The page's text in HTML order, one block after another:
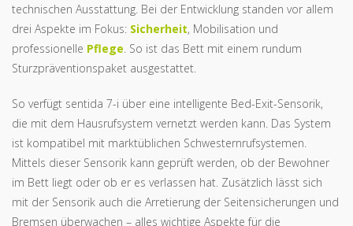
technischen Ausstattung. Bei der Entwicklung standen vor allem
drei Aspekte im Fokus: Sicherheit, Mobilisation und
professionelle Pflege. So ist das Bett mit einem rundum
Sturzpräventionspaket ausgestattet.
So verfügt sentida 7-i über eine intelligente Bed-Exit-Sensorik,
die mit dem Hausrufsystem vernetzt werden kann. Das System
ist kompatibel mit marktüblichen Schwesternrufsystemen.
Mittels dieser Sensorik kann geprüft werden, ob der Bewohner
im Bett liegt oder ob er es verlassen hat. Zusätzlich lässt sich
mit der Sensorik auch die Arretierung der Seitensicherungen und
Bremsen überwachen – alles wichtige Aspekte für die